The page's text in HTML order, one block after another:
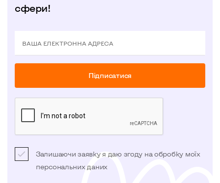
сфери!
ВАША ЕЛЕКТРОННА АДРЕСА
Пiдписатися
Залишаючи заявку я даю згоду на обробку моїх
персональних даних